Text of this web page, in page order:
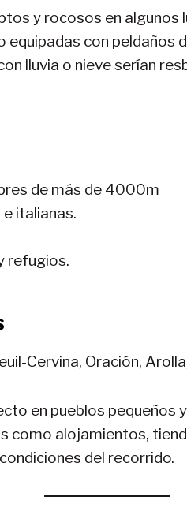
y rocosos en algunos
equipadas con
lluvia o nieve serían
de más de 4000m
italianas.
refugios.
Cervina, Oración,
en pueblos pequeños
como alojamientos,
del recorrido.